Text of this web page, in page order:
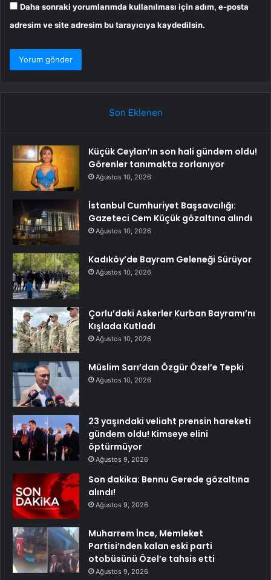
Daha sonraki yorumlarımda kullanılması için adım, e-posta
adresim ve site adresim bu tarayıcıya kaydedilsin.
Son Eklenen
Küçük Ceylan’ın son hali gündem oldu!
Görenler tanımakta zorlanıyor
Ağustos 10, 2026
İstanbul Cumhuriyet Başsavcılığı:
Gazeteci Cem Küçük gözaltına alındı
Ağustos 10, 2026
Kadıköy’de Bayram Geleneği Sürüyor
Ağustos 10, 2026
Çorlu’daki Askerler Kurban Bayramı’nı
Kışlada Kutladı
Ağustos 10, 2026
Müslim Sarı’dan Özgür Özel’e Tepki
Ağustos 10, 2026
23 yaşındaki veliaht prensin hareketi
gündem oldu! Kimseye elini
öptürmüyor
Ağustos 9, 2026
Son dakika: Bennu Gerede gözaltına
alındı!
Ağustos 9, 2026
Muharrem İnce, Memleket
Partisi’nden kalan eski parti
otobüsünü Özel’e tahsis etti
Ağustos 9, 2026